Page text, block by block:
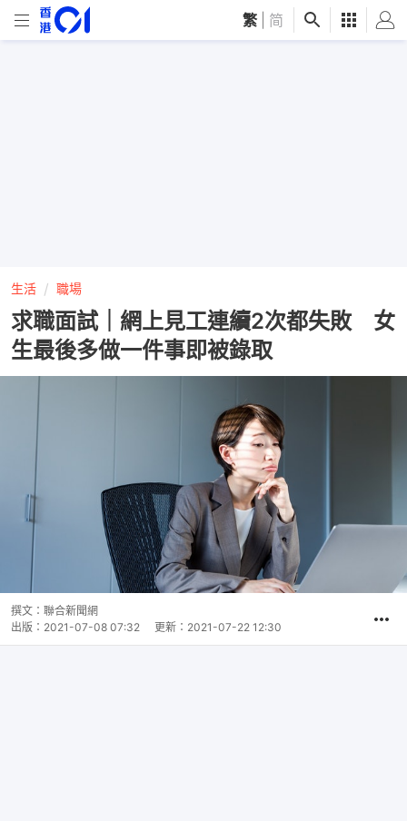
繁 简
生活 職場
求職面試｜網上見工連續2次都失敗 女
生最後多做一件事即被錄取
撰文： 聯合新聞網
出版： 2021-07-08 07:32 更新： 2021-07-22 12:30